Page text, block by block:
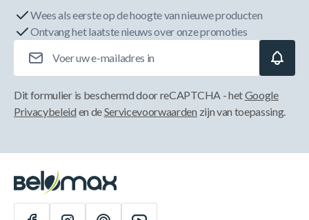
Wees als eerste op de hoogte van nieuwe producten
Ontvang het laatste nieuws over onze promoties
Dit formulier is beschermd door reCAPTCHA - hetGoogle
Privacybeleid en deServicevoorwaarden zijn van toepassing.